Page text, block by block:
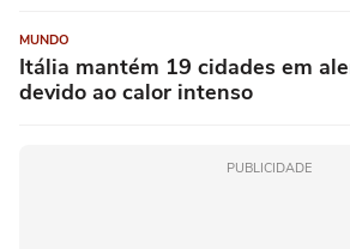
MUNDO
Itália mantém 19 cidades em
devido ao calor intenso
PUBLICIDADE